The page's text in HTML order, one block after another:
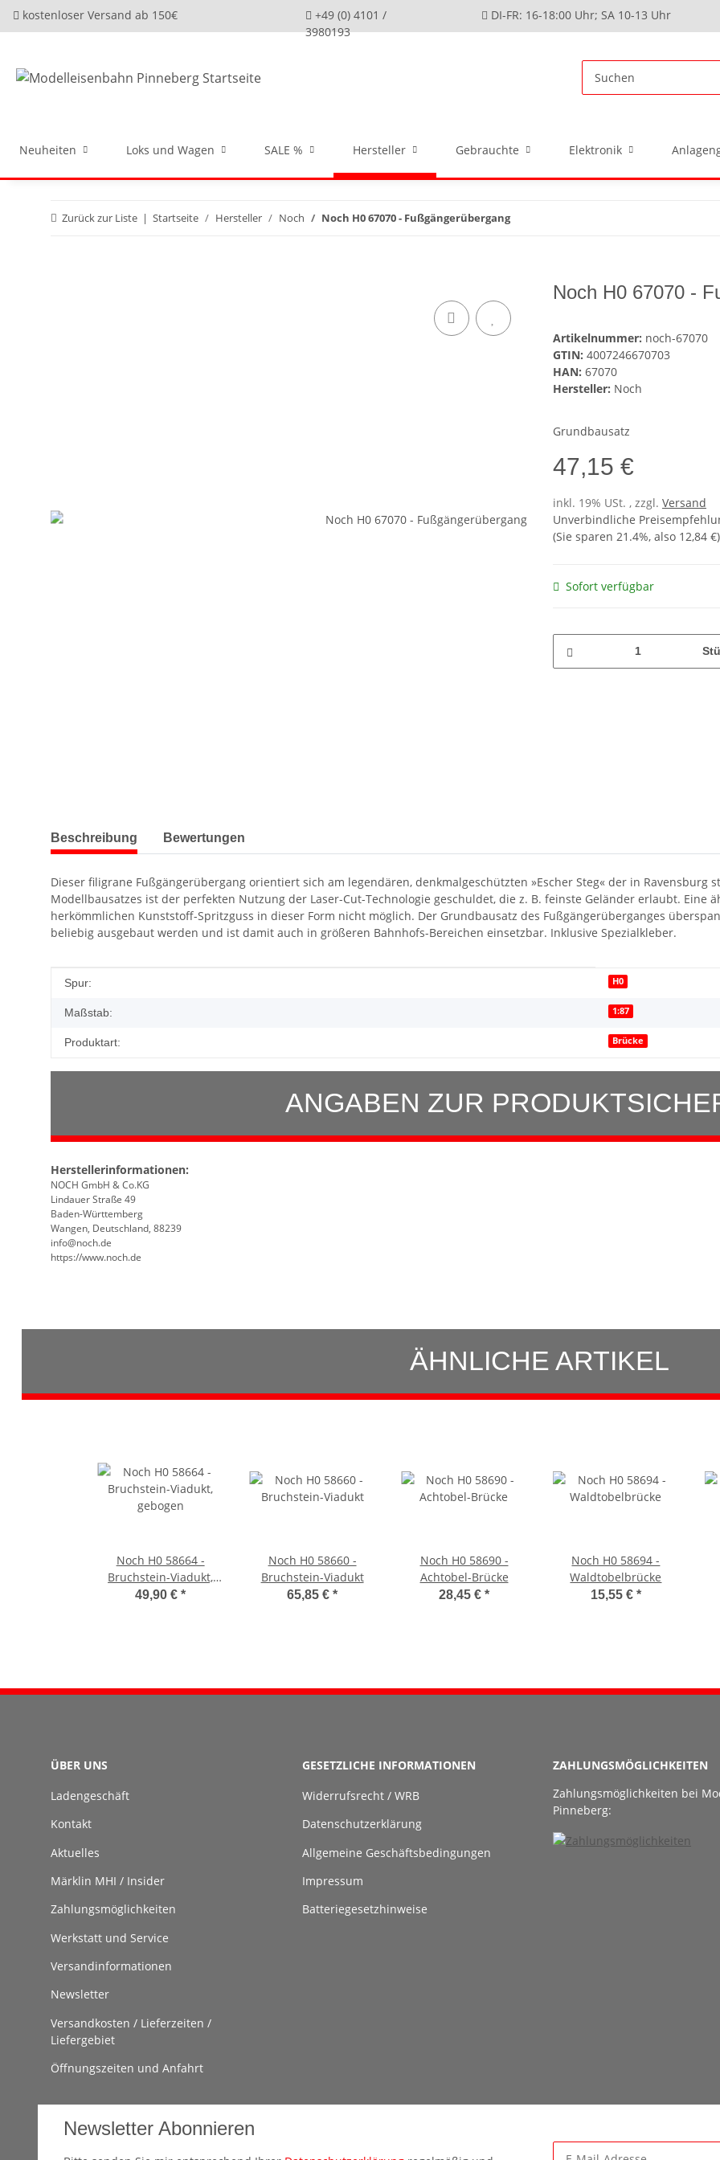
kostenloser Versand ab 150€
+49 (0) 4101 /
3980193
DI-FR: 16-18:00 Uhr; SA 10-13 Uhr
Neuheiten Loks und Wagen SALE % Hersteller Gebrauchte Elektronik
Zurück zur Liste Startseite Hersteller Noch Noch H0 67070 - Fußgängerübergang
Noch H0 67070 -
Artikelnummer: noch-67070
GTIN: 4007246670703
HAN: 67070
Hersteller: Noch
Grundbausatz
47,15 €
inkl. 19% USt. , zzgl. Versand
Unverbindliche
(Sie sparen 21.4%, also 12,84 €)
Sofort verfügbar
weitere Registerkarten anzeigen
Beschreibung Bewertungen
Dieser filigrane Fußgängerübergang orientiert sich am legendären, denkmalgeschützten »Escher Steg« der in
Modellbausatzes ist der perfekten Nutzung der Laser-Cut-Technologie geschuldet, die z. B. feinste Geländer erlaubt. Eine
herkömmlichen Kunststoff-Spritzguss in dieser Form nicht möglich. Der Grundbausatz des Fußgängerüberganges
beliebig ausgebaut werden und ist damit auch in größeren Bahnhofs-Bereichen einsetzbar. Inklusive Spezialkleber.
Produkteigenschaft
Wert
Spur: H0
Maßstab: 1:87
Produktart: Brücke
ANGABEN ZUR
Herstellerinformationen:
NOCH GmbH & Co.KG
Lindauer Straße 49
Baden-Württemberg
Wangen, Deutschland, 88239
info@noch.de
https://www.noch.de
ÄHNLICHE ARTIKEL
Noch H0 58664 -
Bruchstein-Viadukt,
gebogen
49,90 €*
Noch H0 58660 -
Bruchstein-Viadukt
65,85 €*
Noch H0 58690 -
Achtobel-Brücke
28,45 € *
Noch H0 58694 -
Waldtobelbrücke
15,55 € *
ÜBER UNS
Ladengeschäft
Kontakt
Aktuelles
Märklin MHI / Insider
Zahlungsmöglichkeiten
Werkstatt und Service
Versandinformationen
Newsletter
Versandkosten / Lieferzeiten /
Liefergebiet
Öffnungszeiten und Anfahrt
GESETZLICHE INFORMATIONEN
Widerrufsrecht / WRB
Datenschutzerklärung
Allgemeine Geschäftsbedingungen
Impressum
Batteriegesetzhinweise
ZAHLUNGSMÖGLICHKEITEN
Zahlungsmöglichkeiten bei
Pinneberg:
Newsletter Abonnieren